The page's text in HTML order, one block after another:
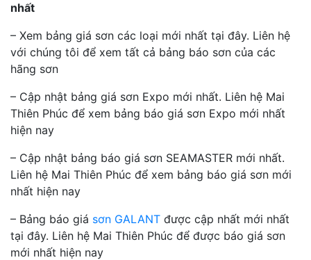
nhất
– Xem bảng giá sơn các loại mới nhất tại đây. Liên hệ
với chúng tôi để xem tất cả bảng báo sơn của các
hãng sơn
– Cập nhật bảng giá sơn Expo mới nhất. Liên hệ Mai
Thiên Phúc để xem bảng báo giá sơn Expo mới nhất
hiện nay
– Cập nhật bảng báo giá sơn SEAMASTER mới nhất.
Liên hệ Mai Thiên Phúc để xem bảng báo giá sơn mới
nhất hiện nay
– Bảng báo giá sơn GALANT được cập nhất mới nhất
tại đây. Liên hệ Mai Thiên Phúc để được báo giá sơn
mới nhất hiện nay